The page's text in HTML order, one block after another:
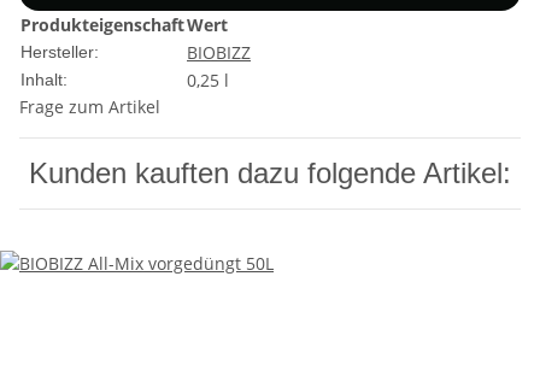
ProdukteigenschaftWert
Hersteller: BIOBIZZ
Inhalt:
0,25 l
Frage zum Artikel
Kunden kauften dazu folgende Artikel: